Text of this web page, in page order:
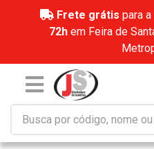
Frete grátis para a
72hem Feira de